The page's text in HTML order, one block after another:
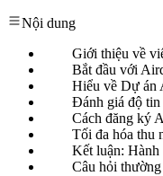
Nội dung
Giới thiệu về
Bắt đầu với
Hiểu về Dự án
Đánh giá độ tin
Cách đăng ký
Tối đa hóa thu
Kết luận: Hành
Câu hỏi